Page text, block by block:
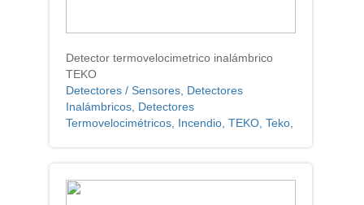
Detector termovelocimetrico inalámbrico
TEKO
Detectores / Sensores, Detectores
Inalámbricos, Detectores
Termovelocimétricos, Incendio, TEKO, Teko,